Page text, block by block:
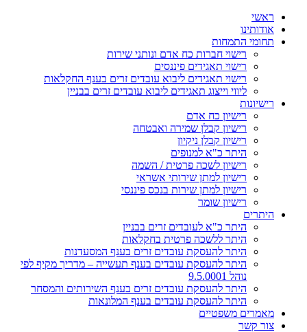
ראשי
אודותינו
תחומי התמחות
רישוי חברות כח אדם ונותני שירות
רישוי תאגידים פיננסים
רישוי תאגידים ליבוא עובדים זרים בענף החקלאות
ליווי וייצוג תאגידים ליבוא עובדים זרים בבניין
רישיונות
רישיון כח אדם
רישיון קבלן שמירה ואבטחה
רישיון קבלן ניקיון
היתר כ"א למנופים
רישיון לשכה פרטית / השמה
רישיון למתן שירותי אשראי
רישיון למתן שירות בנכס פיננסי
רישיון שומר
היתרים
היתר כ"א לעובדים זרים בבניין
היתר ללשכה פרטית בחקלאות
היתר להעסקת עובדים זרים בענף המסעדנות
היתר להעסקת עובדים בענף תעשייה – מדריך מקיף לפי
נוהל 9.5.0001
היתר להעסקת עובדים זרים בענף השירותים והמסחר
היתר להעסקת עובדים בענף המלונאות
מאמרים משפטיים
צור קשר